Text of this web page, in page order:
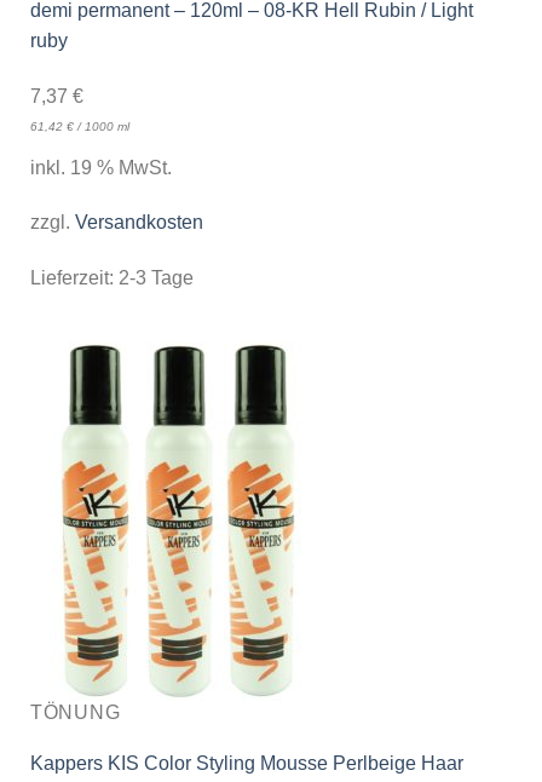
demi permanent – 120ml – 08-KR Hell Rubin / Light
ruby
7,37 €
61,42 €/ 1000 ml
inkl. 19 % MwSt.
zzgl. Versandkosten
Lieferzeit: 2-3 Tage
TÖNUNG
Kappers KIS Color Styling Mousse Perlbeige Haar